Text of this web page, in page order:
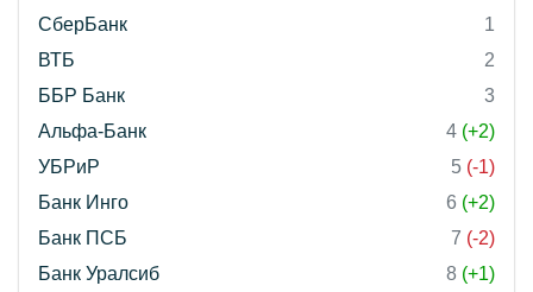
СберБанк
1
ВТБ
2
ББР Банк
3
Альфа-Банк
4 (+2)
УБРиР
5 (-1)
Банк Инго
6 (+2)
Банк ПСБ
7 (-2)
Банк Уралсиб
8 (+1)